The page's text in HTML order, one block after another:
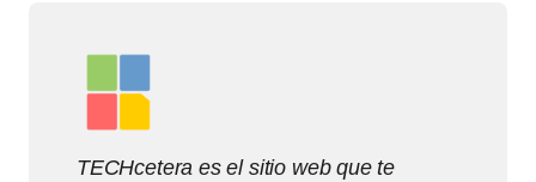
TECHcetera es el sitio web que te